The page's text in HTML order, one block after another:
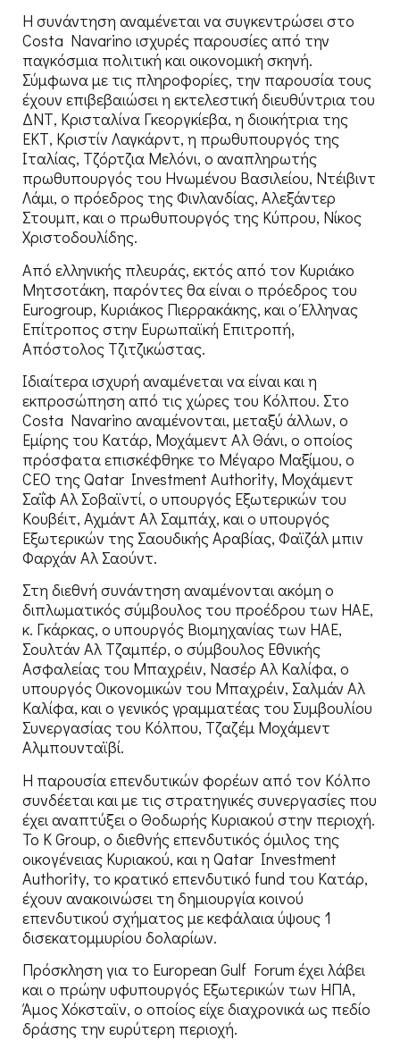
Η συνάντηση αναμένεται να συγκεντρώσει στο
Costa Navarino ισχυρές παρουσίες από την
παγκόσμια πολιτική και οικονομική σκηνή.
Σύμφωνα με τις πληροφορίες, την παρουσία τους
έχουν επιβεβαιώσει η εκτελεστική διευθύντρια του
ΔΝΤ, Κρισταλίνα Γκεοργκίεβα, η διοικήτρια της
ΕΚΤ, Κριστίν Λαγκάρντ, η πρωθυπουργός της
Ιταλίας, Τζόρτζια Μελόνι, ο αναπληρωτής
πρωθυπουργός του Ηνωμένου Βασιλείου, Ντέιβιντ
Λάμι, ο πρόεδρος της Φινλανδίας, Αλεξάντερ
Στουμπ, και ο πρωθυπουργός της Κύπρου, Νίκος
Χριστοδουλίδης.
Από ελληνικής πλευράς, εκτός από τον Κυριάκο
Μητσοτάκη, παρόντες θα είναι ο πρόεδρος του
Eurogroup, Κυριάκος Πιερρακάκης, και ο Έλληνας
Επίτροπος στην Ευρωπαϊκή Επιτροπή,
Απόστολος Τζιτζικώστας.
Ιδιαίτερα ισχυρή αναμένεται να είναι και η
εκπροσώπηση από τις χώρες του Κόλπου. Στο
Costa Navarino αναμένονται, μεταξύ άλλων, ο
Εμίρης του Κατάρ, Μοχάμεντ Αλ Θάνι, ο οποίος
πρόσφατα επισκέφθηκε το Μέγαρο Μαξίμου, ο
CEO της Qatar Investment Authority, Μοχάμεντ
Σαΐφ Αλ Σοβαϊντί, ο υπουργός Εξωτερικών του
Κουβέιτ, Αχμάντ Αλ Σαμπάχ, και ο υπουργός
Εξωτερικών της Σαουδικής Αραβίας, Φαϊζάλ μπιν
Φαρχάν Αλ Σαούντ.
Στη διεθνή συνάντηση αναμένονται ακόμη ο
διπλωματικός σύμβουλος του προέδρου των ΗΑΕ,
κ. Γκάρκας, ο υπουργός Βιομηχανίας των ΗΑΕ,
Σουλτάν Αλ Τζαμπέρ, ο σύμβουλος Εθνικής
Ασφαλείας του Μπαχρέιν, Νασέρ Αλ Καλίφα, ο
υπουργός Οικονομικών του Μπαχρέιν, Σαλμάν Αλ
Καλίφα, και ο γενικός γραμματέας του Συμβουλίου
Συνεργασίας του Κόλπου, Τζαζέμ Μοχάμεντ
Αλμπουνταϊβί.
Η παρουσία επενδυτικών φορέων από τον Κόλπο
συνδέεται και με τις στρατηγικές συνεργασίες που
έχει αναπτύξει ο Θοδωρής Κυριακού στην περιοχή.
Το K Group, ο διεθνής επενδυτικός όμιλος της
οικογένειας Κυριακού, και η Qatar Investment
Authority, το κρατικό επενδυτικό fund του Κατάρ,
έχουν ανακοινώσει τη δημιουργία κοινού
επενδυτικού σχήματος με κεφάλαια ύψους 1
δισεκατομμυρίου δολαρίων.
Πρόσκληση για το European Gulf Forum έχει λάβει
και ο πρώην υφυπουργός Εξωτερικών των ΗΠΑ,
Άμος Χόκσταϊν, ο οποίος είχε διαχρονικά ως πεδίο
δράσης την ευρύτερη περιοχή.